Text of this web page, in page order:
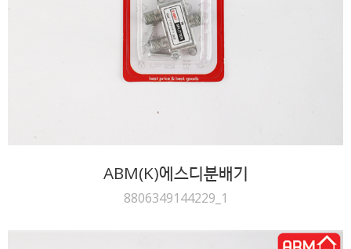
ABM(K)에스디분배기
8806349144229_1